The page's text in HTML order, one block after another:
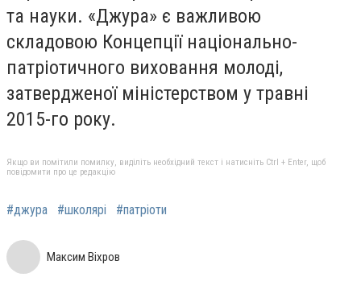
та науки. «Джура» є важливою
складовою Концепції національно-
патріотичного виховання молоді,
затвердженої міністерством у травні
2015-го року.
Якщо ви помітили помилку, виділіть необхідний текст і натисніть Ctrl + Enter, щоб
повідомити про це редакцію
#джура #школярі #патріоти
Максим Віхров